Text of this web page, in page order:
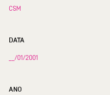
CSM
DATA
__/01/2001
ANO